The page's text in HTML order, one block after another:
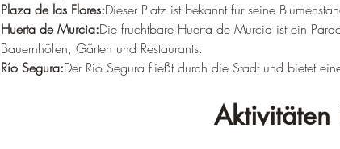
Plaza de las Flores:Dieser Platz ist bekannt für seine
Huerta de Murcia:Die fruchtbare Huerta de Murcia ist ein
Bauernhöfen, Gärten und Restaurants.
Río Segura:Der Río Segura fließt durch die Stadt und bietet